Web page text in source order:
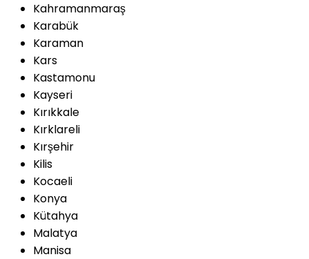
Kahramanmaraş
Karabük
Karaman
Kars
Kastamonu
Kayseri
Kırıkkale
Kırklareli
Kırşehir
Kilis
Kocaeli
Konya
Kütahya
Malatya
Manisa